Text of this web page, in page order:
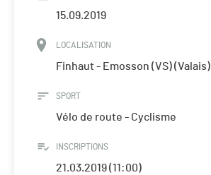
15.09.2019
LOCALISATION
Finhaut - Emosson (VS) (Valais)
SPORT
Vélo de route - Cyclisme
INSCRIPTIONS
21.03.2019 (11:00)